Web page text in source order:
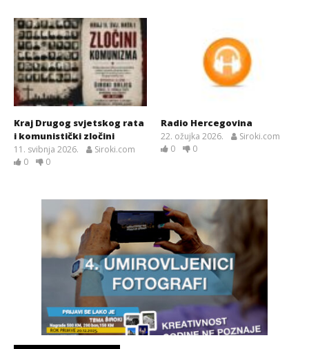
Kraj Drugog svjetskog rata
i komunistički zločini
11. svibnja 2026.
Siroki.com
0
0
Radio Hercegovina
22. ožujka 2026.
Siroki.com
0
0